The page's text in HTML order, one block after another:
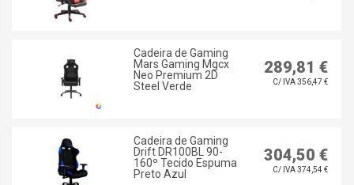
Cadeira de Gaming
Mars Gaming Mgcx
Neo Premium 2D
Steel Verde
289,81 €
C/ IVA 356,47 €
Cadeira de Gaming
Drift DR100BL 90-
160º Tecido Espuma
Preto Azul
304,50 €
C/ IVA 374,54 €